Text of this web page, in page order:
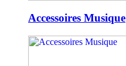
Accessoires Musique